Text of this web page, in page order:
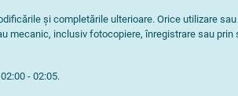
și completările ulterioare. Orice utilizare
inclusiv fotocopiere, înregistrare sau
- 02:05.